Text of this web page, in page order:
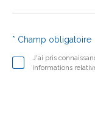
J'ai pris
informations
* Champ obligatoire